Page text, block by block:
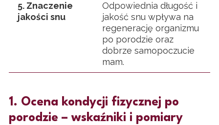
5. Znaczenie
jakości snu
Odpowiednia długość i
jakość snu wpływa na
regenerację organizmu
po porodzie oraz
dobrze samopoczucie
mam.
1. Ocena kondycji fizycznej po
porodzie – wskaźniki i pomiary